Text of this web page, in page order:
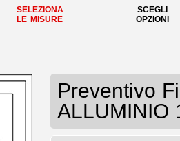
SELEZIONA
LE MISURE
SCEGLI
OPZIONI
Preventivo
ALLUMINIO